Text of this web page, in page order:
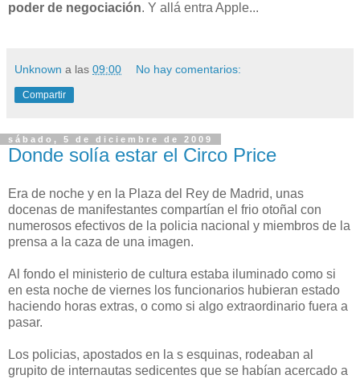
poder de negociación. Y allá entra Apple...
Unknown a las 09:00 No hay comentarios:
Compartir
sábado, 5 de diciembre de 2009
Donde solía estar el Circo Price
Era de noche y en la Plaza del Rey de Madrid, unas
docenas de manifestantes compartían el frio otoñal con
numerosos efectivos de la policia nacional y miembros de la
prensa a la caza de una imagen.
Al fondo el ministerio de cultura estaba iluminado como si
en esta noche de viernes los funcionarios hubieran estado
haciendo horas extras, o como si algo extraordinario fuera a
pasar.
Los policias, apostados en la s esquinas, rodeaban al
grupito de internautas sedicentes que se habían acercado a